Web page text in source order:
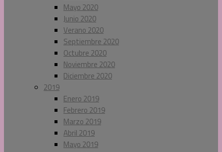
Mayo 2020
Junio 2020
Verano 2020
Septiembre 2020
Octubre 2020
Noviembre 2020
Diciembre 2020
2019
Enero 2019
Febrero 2019
Marzo 2019
Abril 2019
Mayo 2019